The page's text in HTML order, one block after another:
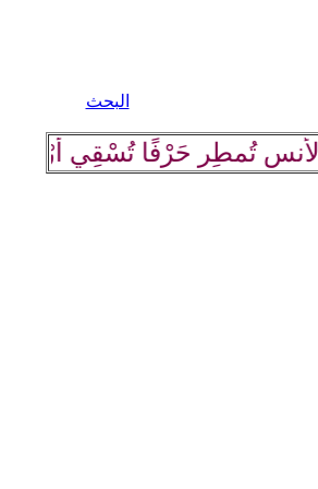
البحث
تُمطِر حَرْفًا تُسْقِي أرْضَهَا